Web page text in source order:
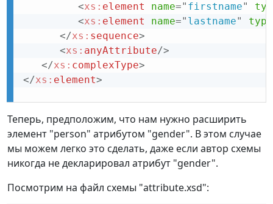
<xs: element name=" firstname"
<xs: element name=" lastname"
type
</xs: sequence>
<xs: anyAttribute/>
</xs: complexType>
</xs: element>
Теперь, предположим, что нам нужно расширить
элемент "person" атрибутом "gender". В этом случае
мы можем легко это сделать, даже если автор схемы
никогда не декларировал атрибут "gender".
Посмотрим на файл схемы "attribute.xsd":